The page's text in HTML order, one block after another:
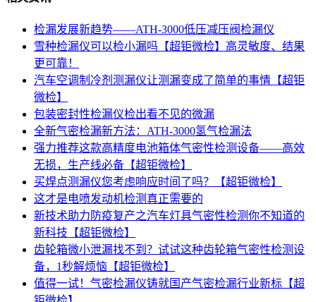
检漏发展新趋势——ATH-3000低压减压阀检漏仪
雪种检漏仪可以检小漏吗【超钜微检】高灵敏度、结果
更可靠！
汽车空调制冷剂测漏仪让测漏变成了简单的事情【超钜
微检】
包装密封性检漏仪检出看不见的微漏
全新气密检漏新方法：ATH-3000氢气检漏法
强力推荐这款高精度电池箱体气密性检测设备——高效
无损，生产线必备【超钜微检】
买焊点测漏仪您考虑响应时间了吗？【超钜微检】
这才是电喷发动机检测真正需要的
新技术助力防疫复产之汽车灯具气密性检测你不知道的
新科技【超钜微检】
齿轮箱微小泄漏找不到？试试这种齿轮箱气密性检测设
备，1秒解烦恼【超钜微检】
值得一试！气密检漏仪铸就国产气密检漏行业新标【超